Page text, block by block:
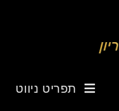
תפריט ניווט